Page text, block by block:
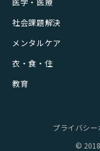
社会課題解決
メンタルケア
衣・食・住
教育
プライバシー
©